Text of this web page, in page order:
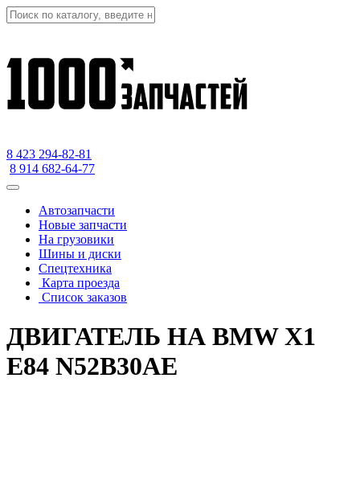
8 423 294-82-81
8 914 682-64-77
Автозапчасти
Новые запчасти
На грузовики
Шины и диски
Спецтехника
Карта проезда
Список заказов
ДВИГАТЕЛЬ НА BMW X1
E84 N52B30AE